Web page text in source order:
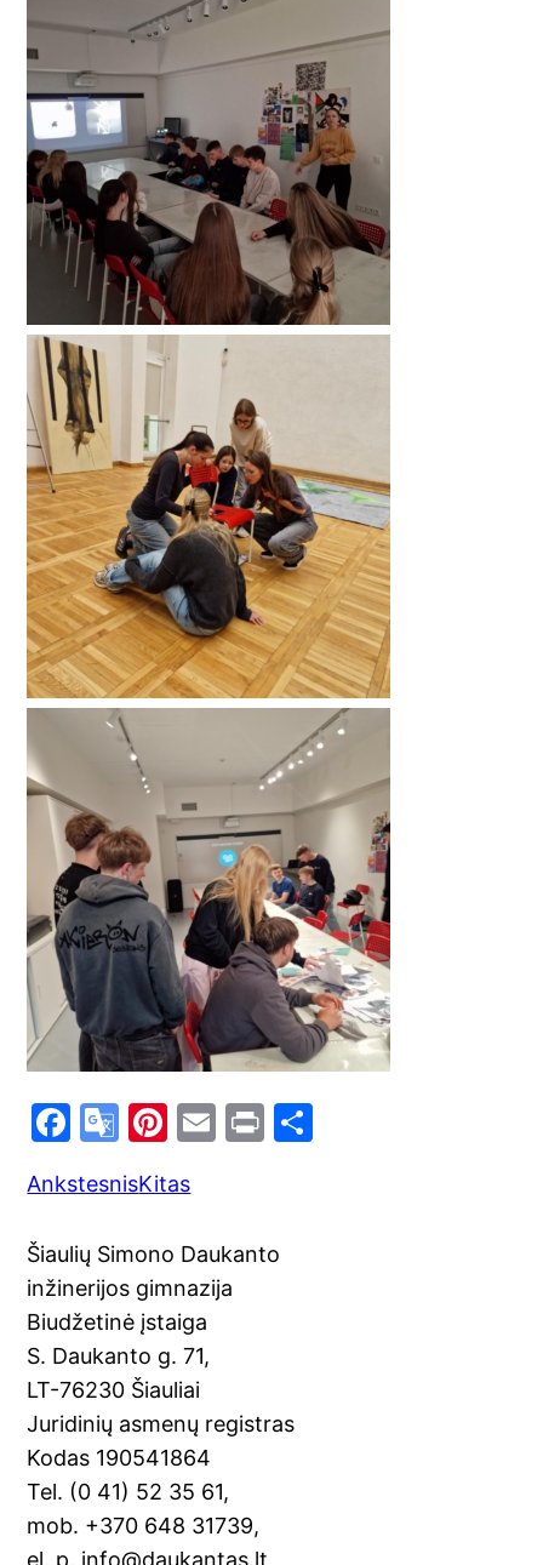
F
c
e
b
o
o
k
G
o
gl
e
Tr
a
n
sl
at
e
Pi
er
e
st
E
l
Pr
AnkstesnisKitas
Šiaulių Simono Daukanto
inžinerijos gimnazija
Biudžetinė įstaiga
S. Daukanto g. 71,
LT-76230 Šiauliai
Juridinių asmenų registras
Kodas 190541864
Tel. (0 41) 52 35 61,
mob. +370 648 31739,